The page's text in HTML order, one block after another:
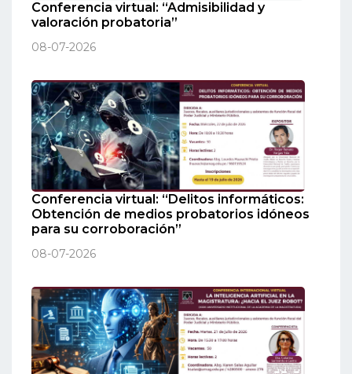
Conferencia virtual: “Admisibilidad y
valoración probatoria”
08-07-2026
Conferencia virtual: “Delitos informáticos:
Obtención de medios probatorios idóneos
para su corroboración”
08-07-2026